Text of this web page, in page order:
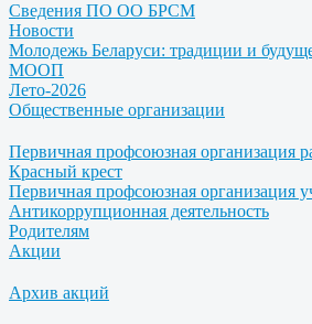
Сведения ПО ОО БРСМ
Новости
Молодежь Беларуси: традиции и
МООП
Лето-2026
Общественные организации
Первичная профсоюзная организация
Красный крест
Первичная профсоюзная организация
Антикоррупционная деятельность
Родителям
Акции
Архив акций